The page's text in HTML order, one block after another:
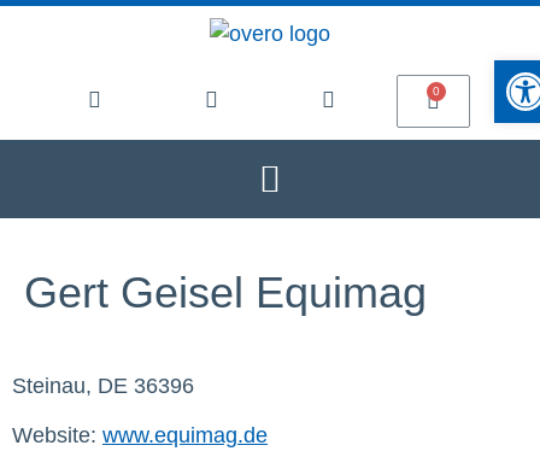
Gert Geisel Equimag
Steinau, DE 36396
Website: www.equimag.de